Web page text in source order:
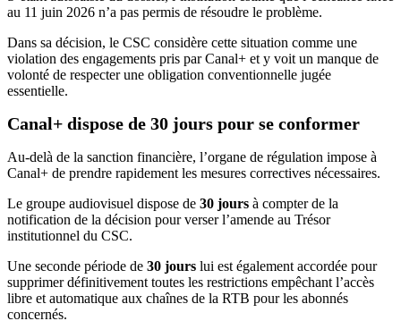
au 11 juin 2026 n’a pas permis de résoudre le problème.
Dans sa décision, le CSC considère cette situation comme une
violation des engagements pris par Canal+ et y voit un manque de
volonté de respecter une obligation conventionnelle jugée
essentielle.
Canal+ dispose de 30 jours pour se conformer
Au-delà de la sanction financière, l’organe de régulation impose à
Canal+ de prendre rapidement les mesures correctives nécessaires.
Le groupe audiovisuel dispose de 30 jours à compter de la
notification de la décision pour verser l’amende au Trésor
institutionnel du CSC.
Une seconde période de 30 jours lui est également accordée pour
supprimer définitivement toutes les restrictions empêchant l’accès
libre et automatique aux chaînes de la RTB pour les abonnés
concernés.